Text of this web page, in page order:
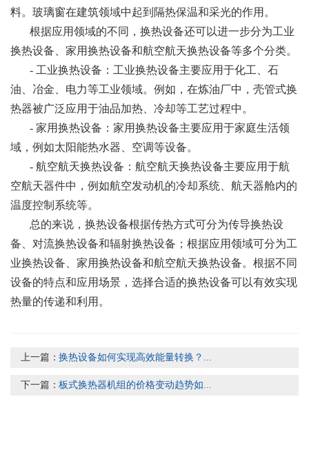
料。玻璃窗在建筑领域中起到隔热保温和采光的作用。
根据应用领域的不同，换热设备还可以进一步分为工业
换热设备、家用换热设备和航空航天换热设备等多个分类。
- 工业换热设备：工业换热设备主要应用于化工、石
油、冶金、电力等工业领域。例如，在炼油厂中，壳管式换
热器被广泛应用于油品加热、冷却等工艺过程中。
- 家用换热设备：家用换热设备主要应用于家庭生活领
域，例如太阳能热水器、空调等设备。
- 航空航天换热设备：航空航天换热设备主要应用于航
空航天器件中，例如航空发动机的冷却系统、航天器舱内的
温度控制系统等。
总的来说，换热设备根据传热方式可分为传导换热设
备、对流换热设备和辐射换热设备；根据应用领域可分为工
业换热设备、家用换热设备和航空航天换热设备。根据不同
设备的特点和应用场景，选择合适的换热设备可以有效实现
热量的传递和利用。
上一篇：换热设备如何实现高效能量转换？...
下一篇：板式换热器机组的价格变动趋势如...